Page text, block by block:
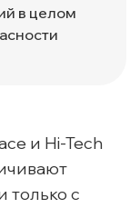
в целом
и Hi-Tech
только с